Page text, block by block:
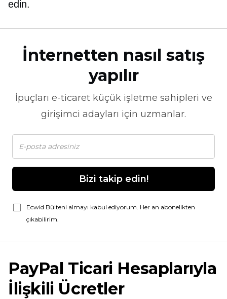
edin.
İnternetten nasıl satış
yapılır
İpuçları e-ticaretküçük işletme sahipleri ve
girişimci adayları için uzmanlar.
Bizi takip edin!
Ecwid Bülteni almayı kabul ediyorum. Her an abonelikten
çıkabilirim.
PayPal Ticari Hesaplarıyla
İlişkili Ücretler